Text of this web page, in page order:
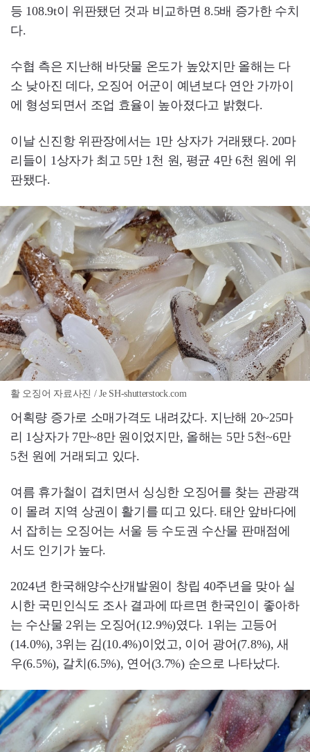
등 108.9t이 위판됐던 것과 비교하면 8.5배 증가한 수치
다.
수협 측은 지난해 바닷물 온도가 높았지만 올해는 다
소 낮아진 데다, 오징어 어군이 예년보다 연안 가까이
에 형성되면서 조업 효율이 높아졌다고 밝혔다.
이날 신진항 위판장에서는 1만 상자가 거래됐다. 20마
리들이 1상자가 최고 5만 1천 원, 평균 4만 6천 원에 위
판됐다.
활 오징어 자료사진 / Je SH-shutterstock.com
어획량 증가로 소매가격도 내려갔다. 지난해 20~25마
리 1상자가 7만~8만 원이었지만, 올해는 5만 5천~6만
5천 원에 거래되고 있다.
여름 휴가철이 겹치면서 싱싱한 오징어를 찾는 관광객
이 몰려 지역 상권이 활기를 띠고 있다. 태안 앞바다에
서 잡히는 오징어는 서울 등 수도권 수산물 판매점에
서도 인기가 높다.
2024년 한국해양수산개발원이 창립 40주년을 맞아 실
시한 국민인식도 조사 결과에 따르면 한국인이 좋아하
는 수산물 2위는 오징어(12.9%)였다. 1위는 고등어
(14.0%), 3위는 김(10.4%)이었고, 이어 광어(7.8%), 새
우(6.5%), 갈치(6.5%), 연어(3.7%) 순으로 나타났다.